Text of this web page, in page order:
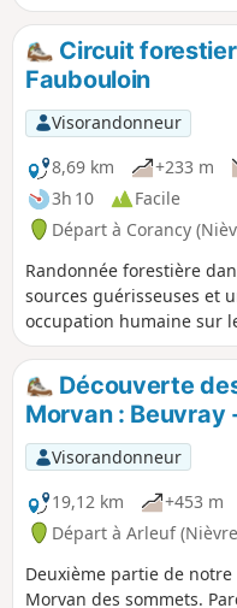
Circuit
Faubouloin
Visorandonneur
8,69 km
+233 m
3h 10
Facile
Départ à Corancy
Randonnée forestière
sources guérisseuses et
occupation humaine sur
Le tracé est ultra simple
Découverte
Morvan : Beuvray
Visorandonneur
19,12 km
+453 m
Départ à Arleuf
Deuxième partie de
Morvan des sommets.